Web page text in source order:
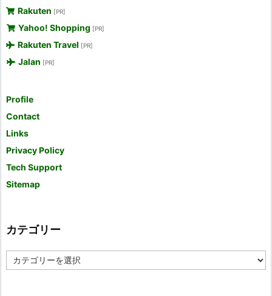
Rakuten [PR]
Yahoo! Shopping [PR]
Rakuten Travel [PR]
Jalan [PR]
Profile
Contact
Links
Privacy Policy
Tech Support
Sitemap
カテゴリー
テ